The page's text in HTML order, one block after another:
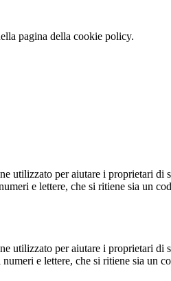
pagina della cookie policy.
utilizzato per aiutare i proprietari
e lettere, che si ritiene sia un
utilizzato per aiutare i proprietari
e lettere, che si ritiene sia un